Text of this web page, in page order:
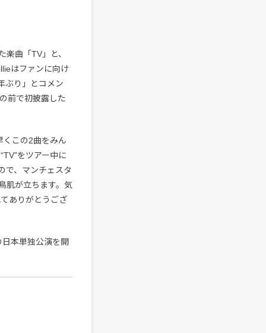
曲「TV」と、
はファンに向け
ぶり」とコメン
前で初披露した
くこの2曲をみん
をツアー中に
で、マンチェスタ
肌が立ちます。気
ありがとうござ
本単独公演を開